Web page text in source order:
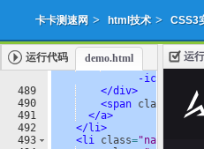
卡卡测速网 > html技术 > CSS3
运
demo.html
运行代码
488
489
490
491
492
493
ion-icon name
-icon
</div>
<span class
</a>
</li>
<li class="navbar-